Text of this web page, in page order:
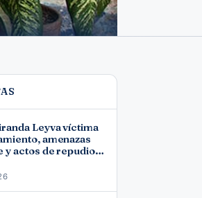
Leyva víctima
amenazas
y actos de repudio